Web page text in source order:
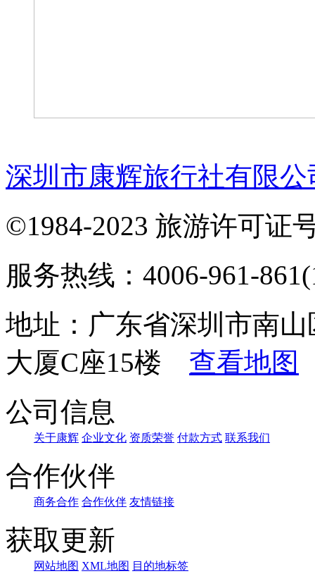
深圳市康辉旅行社有限
©1984-2023 旅游许可证
服务热线：4006-961-
地址：广东省深圳市南
大厦C座15楼 查看地图
公司信息
关于康辉 企业文化 资质荣誉 付款方式 联系我们
合作伙伴
商务合作 合作伙伴 友情链接
获取更新
网站地图 XML地图 目的地标签